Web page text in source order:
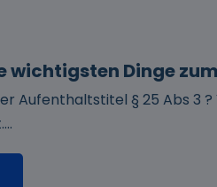
wichtigsten Dinge
Aufenthaltstitel § 25 Abs 3